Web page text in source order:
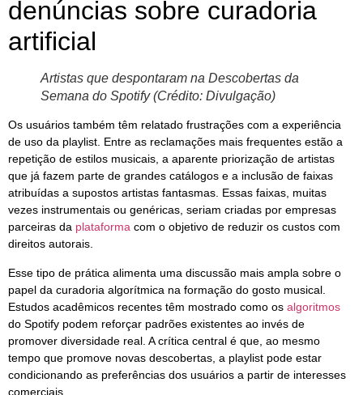
denúncias sobre curadoria
artificial
Artistas que despontaram na Descobertas da
Semana do Spotify (Crédito: Divulgação)
Os usuários também têm relatado frustrações com a experiência
de uso da playlist. Entre as reclamações mais frequentes estão a
repetição de estilos musicais, a aparente priorização de artistas
que já fazem parte de grandes catálogos e a inclusão de faixas
atribuídas a supostos artistas fantasmas. Essas faixas, muitas
vezes instrumentais ou genéricas, seriam criadas por empresas
parceiras da plataforma com o objetivo de reduzir os custos com
direitos autorais.
Esse tipo de prática alimenta uma discussão mais ampla sobre o
papel da curadoria algorítmica na formação do gosto musical.
Estudos acadêmicos recentes têm mostrado como os algoritmos
do Spotify podem reforçar padrões existentes ao invés de
promover diversidade real. A crítica central é que, ao mesmo
tempo que promove novas descobertas, a playlist pode estar
condicionando as preferências dos usuários a partir de interesses
comerciais.